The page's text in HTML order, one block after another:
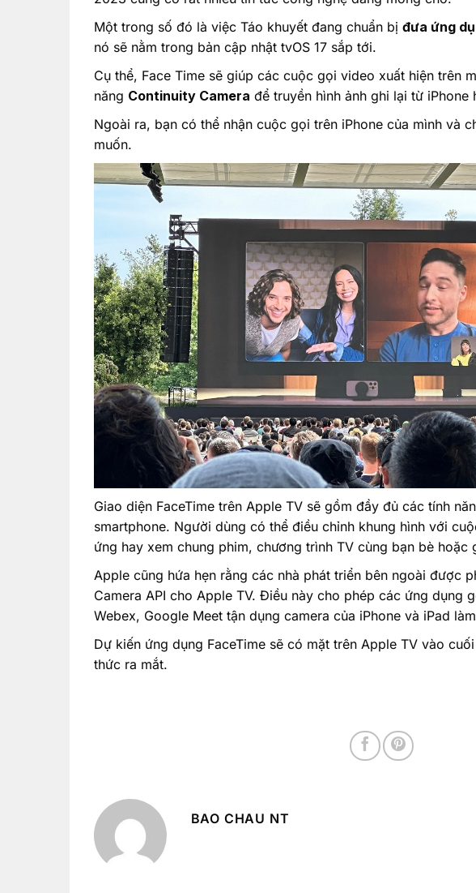
Một trong số đó là việc Táo khuyết đang chuẩn bị đưa ứng
nó sẽ nằm trong bản cập nhật tvOS 17 sắp tới.
Cụ thể, Face Time sẽ giúp các cuộc gọi video xuất hiện trên
năng Continuity Camera để truyền hình ảnh ghi lại từ iPhone
Ngoài ra, bạn có thể nhận cuộc gọi trên iPhone của mình và
muốn.
Giao diện FaceTime trên Apple TV sẽ gồm đầy đủ các tính
smartphone. Người dùng có thể điều chỉnh khung hình với
ứng hay xem chung phim, chương trình TV cùng bạn bè hoặc
Apple cũng hứa hẹn rằng các nhà phát triển bên ngoài được
Camera API cho Apple TV. Điều này cho phép các ứng dụng
Webex, Google Meet tận dụng camera của iPhone và iPad
Dự kiến ứng dụng FaceTime sẽ có mặt trên Apple TV vào
thức ra mắt.
BAO CHAU NT